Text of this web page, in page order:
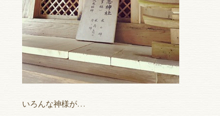
いろんな神様が…